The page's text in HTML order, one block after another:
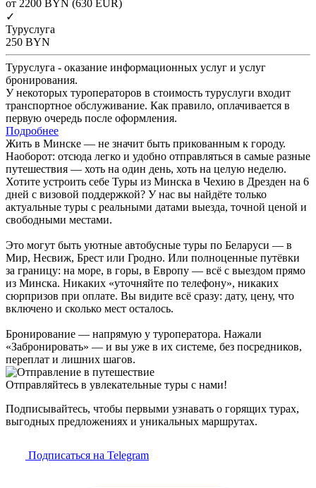
от 2200 BYN (630 EUR)
✓
Туруслуга
250 BYN
Туруслуга - оказание информационных услуг и услуг
бронирования.
У некоторых туроператоров в стоимость туруслуги входит
транспортное обслуживание. Как правило, оплачивается в
первую очередь после оформления.
Подробнее
Жить в Минске — не значит быть прикованным к городу.
Наоборот: отсюда легко и удобно отправляться в самые разные
путешествия — хоть на один день, хоть на целую неделю.
Хотите устроить себе Туры из Минска в Чехию в Дрезден на 6
дней с визовой поддержкой? У нас вы найдёте только
актуальные туры с реальными датами выезда, точной ценой и
свободными местами.
Это могут быть уютные автобусные туры по Беларуси — в
Мир, Несвиж, Брест или Гродно. Или полноценные путёвки
за границу: на море, в горы, в Европу — всё с выездом прямо
из Минска. Никаких «уточняйте по телефону», никаких
сюрпризов при оплате. Вы видите всё сразу: дату, цену, что
включено и сколько мест осталось.
Бронирование — напрямую у туроператора. Нажали
«Забронировать» — и вы уже в их системе, без посредников,
переплат и лишних шагов.
Отправляйтесь в увлекательные туры с нами!
Подписывайтесь, чтобы первыми узнавать о горящих турах,
выгодных предложениях и уникальных маршрутах.
Подписаться на Telegram